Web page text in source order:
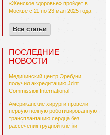
«Женское здоровье» пройдет в
Москве с 21 по 23 мая 2025 года
Все статьи
ПОСЛЕДНИЕ
НОВОСТИ
Медицинский центр Эребуни
получил аккредитацию Joint
Commission International
Американские хирурги провели
первую полную роботизированную
трансплантацию сердца без
рассечения грудной клетки